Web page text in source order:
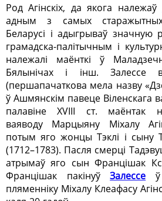
Род Агінскіх, да якога належаў
адным з самых
Беларусі і адыгрываў
грамадска-палітычным і
належалі маёнткі ў
Бялынічах і інш.
(першапачаткова мела назву
ў Ашмянскім павеце Віленскага
палавіне ХVIII ст. маёнтак
ваяводу Марцыяну Міхалу
потым яго жонцы Тэклі і сыну
(1712–1783). Пасля смерці
атрымаў яго сын Францішак
Францішак пакінуўЗалессе ў
пляменніку Міхалу Клеафасу